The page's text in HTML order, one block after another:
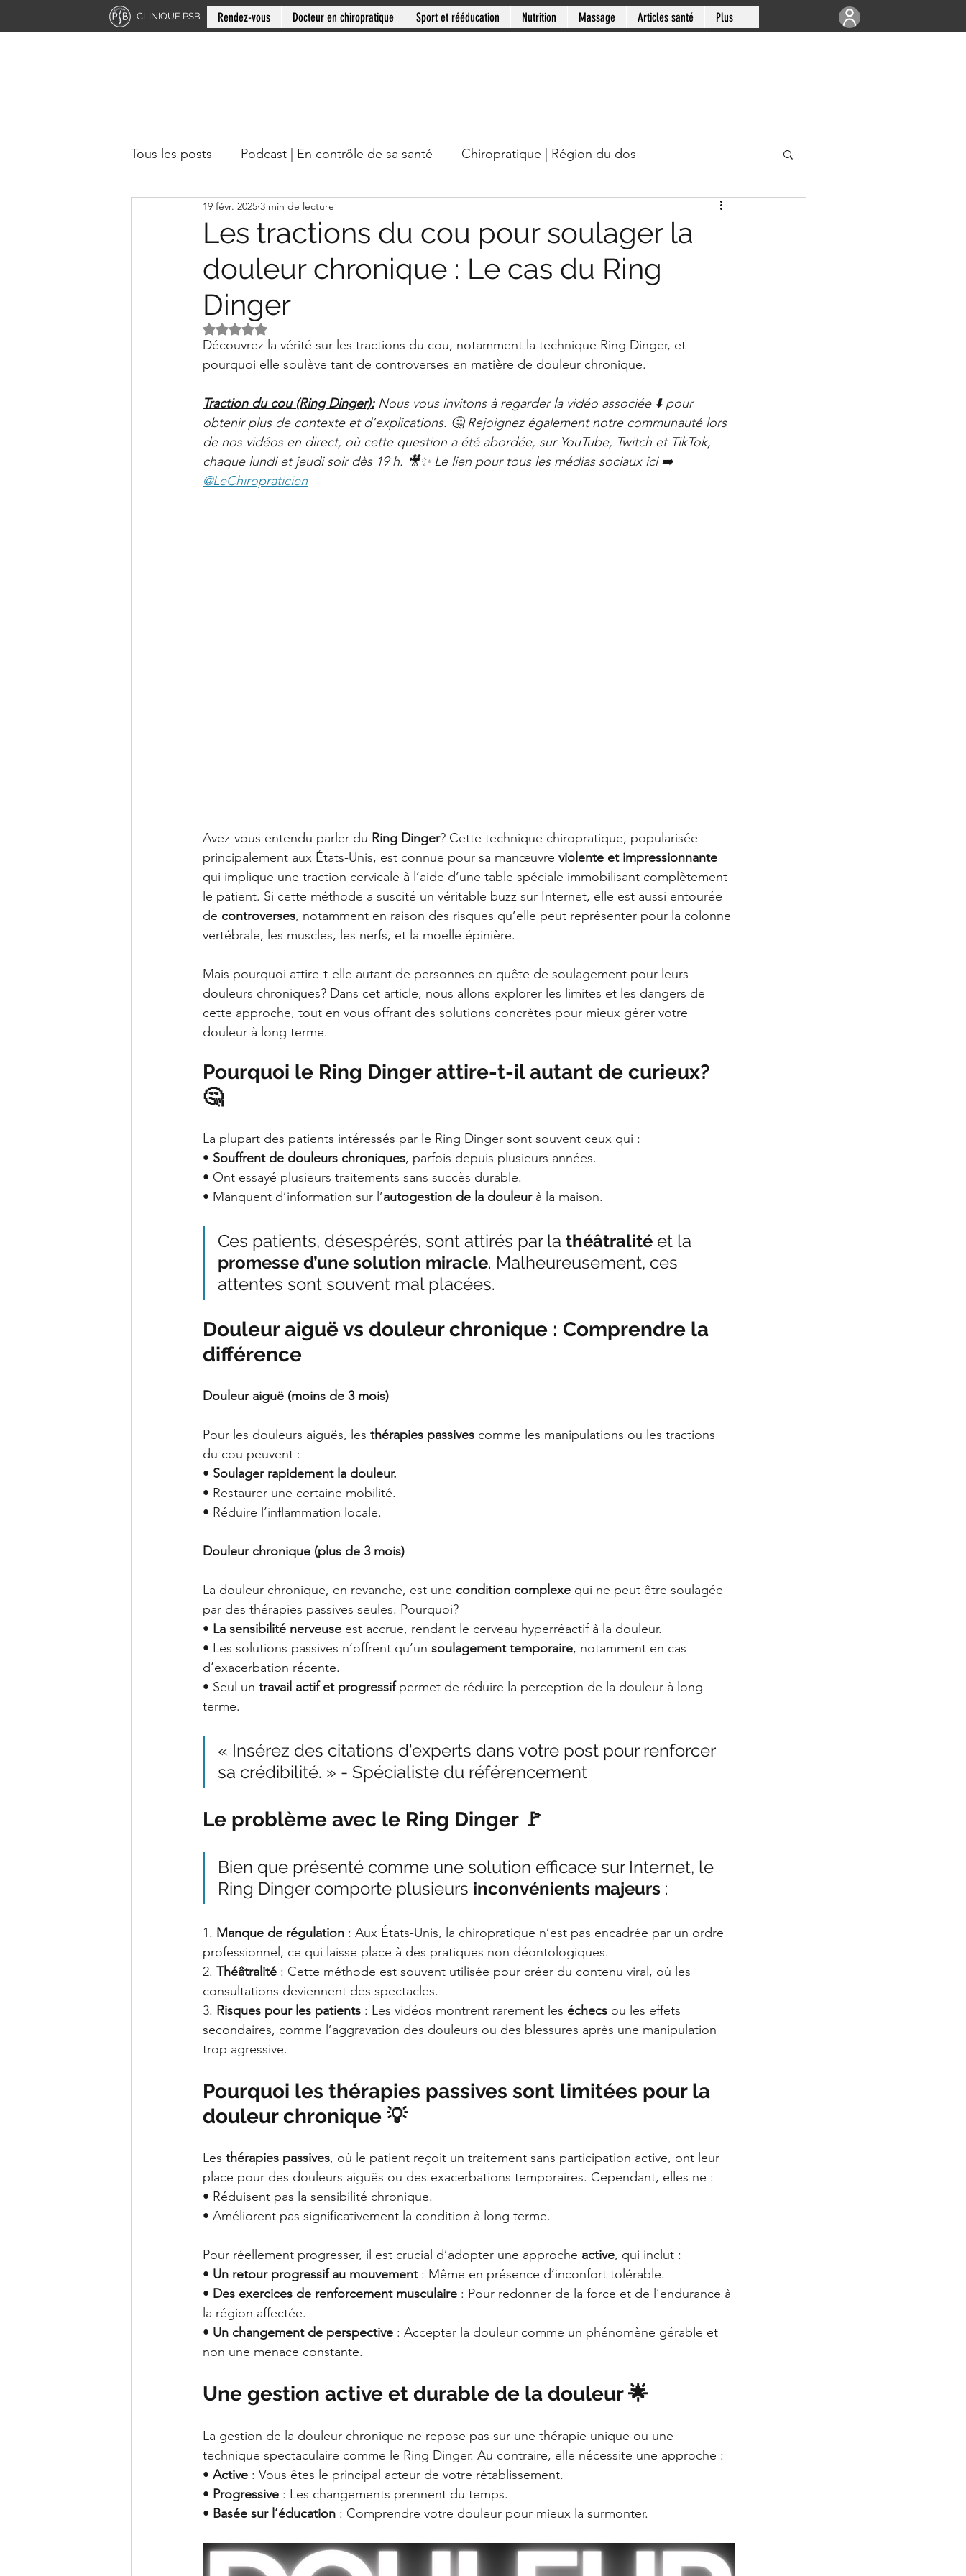
CLINIQUE PSB Rendez-vous Docteur en chiropratique Sport et rééducation Nutrition Massage Articles santé Plus
Tous les posts Podcast | En contrôle de sa santé Chiropratique | Région du dos
Chiropratique | Région du cou Chiropratique | Articulations
Docteur en chiropratique Mini-série: Douleur chronique Clinique PSB: Rive-sud de Montréal
Clinique PSB à Sainte-Julie: Offres
Les tractions du cou pour soulager la
douleur chronique : Le cas du Ring
Dinger
19 févr. 2025 3 min de lecture
Noté NaN étoiles sur 5.
Découvrez la vérité sur les tractions du cou, notamment la technique Ring Dinger, et
pourquoi elle soulève tant de controverses en matière de douleur chronique.
Traction du cou (Ring Dinger): Nous vous invitons à regarder la vidéo associée ⬇️ pour
obtenir plus de contexte et d’explications. 🤔 Rejoignez également notre communauté lors
de nos vidéos en direct, où cette question a été abordée, sur YouTube, Twitch et TikTok,
chaque lundi et jeudi soir dès 19 h. 🎥✨ Le lien pour tous les médias sociaux ici ➡️
@LeChiropraticien
Avez-vous entendu parler du Ring Dinger? Cette technique chiropratique, popularisée
principalement aux États-Unis, est connue pour sa manœuvre violente et impressionnante
qui implique une traction cervicale à l’aide d’une table spéciale immobilisant complètement
le patient. Si cette méthode a suscité un véritable buzz sur Internet, elle est aussi entourée
de controverses, notamment en raison des risques qu’elle peut représenter pour la colonne
vertébrale, les muscles, les nerfs, et la moelle épinière.
Mais pourquoi attire-t-elle autant de personnes en quête de soulagement pour leurs
douleurs chroniques? Dans cet article, nous allons explorer les limites et les dangers de
cette approche, tout en vous offrant des solutions concrètes pour mieux gérer votre
douleur à long terme.
Pourquoi le Ring Dinger attire-t-il autant de curieux?
🤔
La plupart des patients intéressés par le Ring Dinger sont souvent ceux qui :
• Souffrent de douleurs chroniques, parfois depuis plusieurs années.
• Ont essayé plusieurs traitements sans succès durable.
• Manquent d’information sur l’autogestion de la douleur à la maison.
Ces patients, désespérés, sont attirés par la théâtralité et la
promesse d’une solution miracle. Malheureusement, ces
attentes sont souvent mal placées.
Douleur aiguë vs douleur chronique : Comprendre la
différence
Douleur aiguë (moins de 3 mois)
Pour les douleurs aiguës, les thérapies passives comme les manipulations ou les tractions
du cou peuvent :
• Soulager rapidement la douleur.
• Restaurer une certaine mobilité.
• Réduire l’inflammation locale.
Douleur chronique (plus de 3 mois)
La douleur chronique, en revanche, est une condition complexe qui ne peut être soulagée
par des thérapies passives seules. Pourquoi?
• La sensibilité nerveuse est accrue, rendant le cerveau hyperréactif à la douleur.
• Les solutions passives n’offrent qu’un soulagement temporaire, notamment en cas
d’exacerbation récente.
• Seul un travail actif et progressif permet de réduire la perception de la douleur à long
terme.
« Insérez des citations d'experts dans votre post pour renforcer
sa crédibilité. » - Spécialiste du référencement
Le problème avec le Ring Dinger 🚩
Bien que présenté comme une solution efficace sur Internet, le
Ring Dinger comporte plusieurs inconvénients majeurs :
1. Manque de régulation : Aux États-Unis, la chiropratique n’est pas encadrée par un ordre
professionnel, ce qui laisse place à des pratiques non déontologiques.
2. Théâtralité : Cette méthode est souvent utilisée pour créer du contenu viral, où les
consultations deviennent des spectacles.
3. Risques pour les patients : Les vidéos montrent rarement les échecs ou les effets
secondaires, comme l’aggravation des douleurs ou des blessures après une manipulation
trop agressive.
Pourquoi les thérapies passives sont limitées pour la
douleur chronique 💡
Les thérapies passives, où le patient reçoit un traitement sans participation active, ont leur
place pour des douleurs aiguës ou des exacerbations temporaires. Cependant, elles ne :
• Réduisent pas la sensibilité chronique.
• Améliorent pas significativement la condition à long terme.
Pour réellement progresser, il est crucial d’adopter une approche active, qui inclut :
• Un retour progressif au mouvement : Même en présence d’inconfort tolérable.
• Des exercices de renforcement musculaire : Pour redonner de la force et de l’endurance à
la région affectée.
• Un changement de perspective : Accepter la douleur comme un phénomène gérable et
non une menace constante.
Une gestion active et durable de la douleur 🌟
La gestion de la douleur chronique ne repose pas sur une thérapie unique ou une
technique spectaculaire comme le Ring Dinger. Au contraire, elle nécessite une approche :
• Active : Vous êtes le principal acteur de votre rétablissement.
• Progressive : Les changements prennent du temps.
• Basée sur l’éducation : Comprendre votre douleur pour mieux la surmonter.